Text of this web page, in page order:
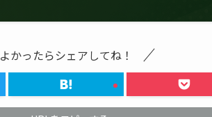
よかったらシェアしてね！